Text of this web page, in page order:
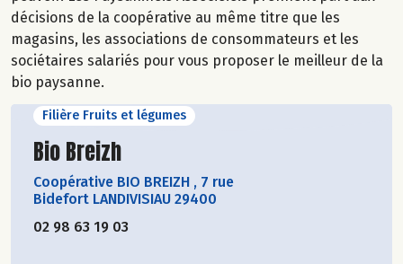
décisions de la coopérative au même titre que les
magasins, les associations de consommateurs et les
sociétaires salariés pour vous proposer le meilleur de la
bio paysanne.
Filière Fruits et légumes
Découvrir le producteur
Bio Breizh
Coopérative BIO BREIZH , 7 rue
Bidefort LANDIVISIAU 29400
02 98 63 19 03